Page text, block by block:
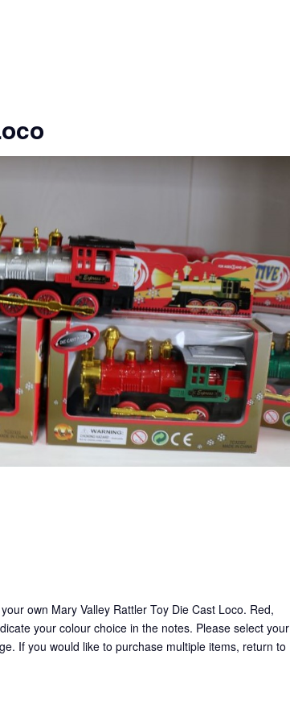
own Mary Valley Rattler Toy Die Cast Loco. Red,
your colour choice in the notes. Please select your
If you would like to purchase multiple items, return to